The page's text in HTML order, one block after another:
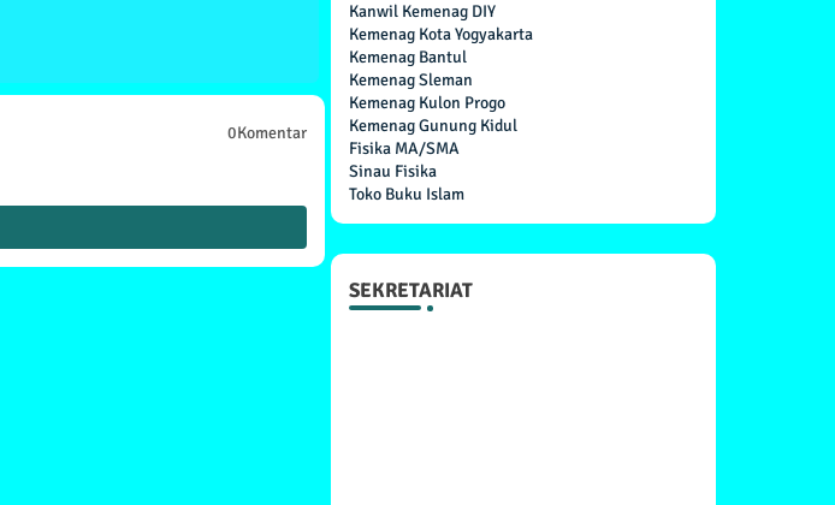
0Komentar
Kanwil Kemenag DIY
Kemenag Kota Yogyakarta
Kemenag Bantul
Kemenag Sleman
Kemenag Kulon Progo
Kemenag Gunung Kidul
Fisika MA/SMA
Sinau Fisika
Toko Buku Islam
SEKRETARIAT